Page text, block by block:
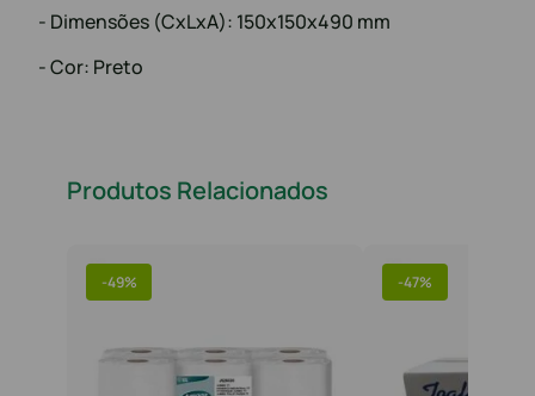
- Dimensões (CxLxA): 150x150x490 mm
- Cor: Preto
Produtos Relacionados
-49% -47%